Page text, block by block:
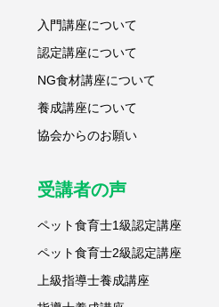
入門講座について
認定講座について
NG食材講座について
養成講座について
協会からのお願い
受講者の声
ペット食育士1級認定講座
ペット食育士2級認定講座
上級指導士養成講座